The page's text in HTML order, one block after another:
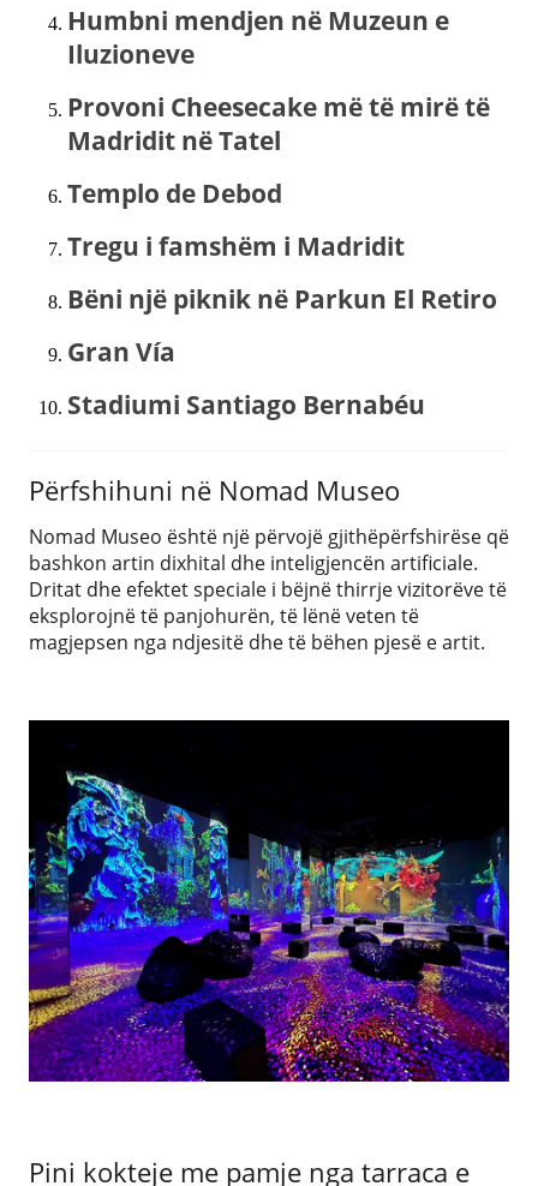
Humbni mendjen në Muzeun e
Iluzioneve
Provoni Cheesecake më të mirë të
Madridit në Tatel
Templo de Debod
Tregu i famshëm i Madridit
Bëni një piknik në Parkun El Retiro
Gran Vía
Stadiumi Santiago Bernabéu
Përfshihuni në Nomad Museo
Nomad Museo është një përvojë gjithëpërfshirëse që
bashkon artin dixhital dhe inteligjencën artificiale.
Dritat dhe efektet speciale i bëjnë thirrje vizitorëve të
eksplorojnë të panjohurën, të lënë veten të
magjepsen nga ndjesitë dhe të bëhen pjesë e artit.
Pini kokteje me pamje nga tarraca e